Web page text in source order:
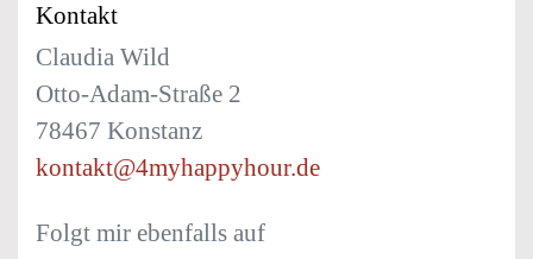
Kontakt
Claudia Wild
Otto-Adam-Straße 2
78467 Konstanz
kontakt@4myhappyhour.de
Folgt mir ebenfalls auf